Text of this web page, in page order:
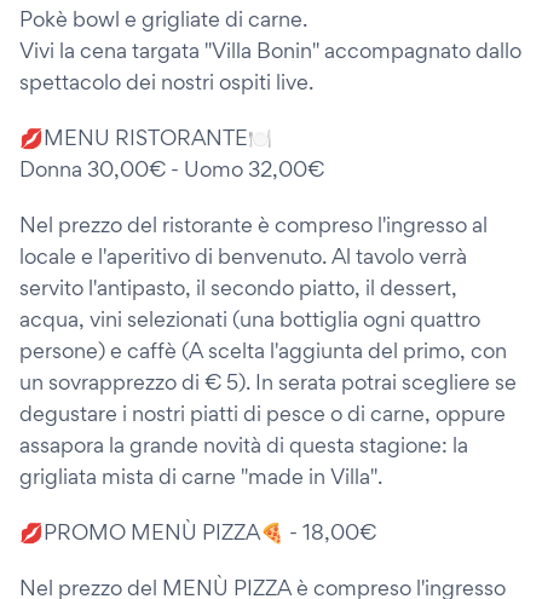
Pokè bowl e grigliate di carne.
Vivi la cena targata "Villa Bonin" accompagnato dallo
spettacolo dei nostri ospiti live.
💋MENU RISTORANTE🍽
Donna 30,00€ - Uomo 32,00€
Nel prezzo del ristorante è compreso l'ingresso al
locale e l'aperitivo di benvenuto. Al tavolo verrà
servito l'antipasto, il secondo piatto, il dessert,
acqua, vini selezionati (una bottiglia ogni quattro
persone) e caffè (A scelta l'aggiunta del primo, con
un sovrapprezzo di € 5). In serata potrai scegliere se
degustare i nostri piatti di pesce o di carne, oppure
assapora la grande novità di questa stagione: la
grigliata mista di carne "made in Villa".
💋PROMO MENÙ PIZZA🍕 - 18,00€
Nel prezzo del MENÙ PIZZA è compreso l'ingresso